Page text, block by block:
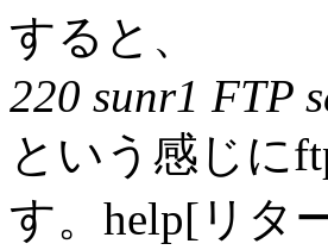
すると、
220 sunr1 FTP
という感じに
す。help[リタ